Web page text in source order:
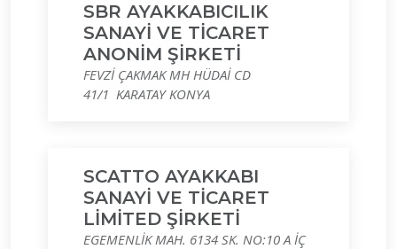
SBR AYAKKABICILIK
SANAYİ VE TİCARET
ANONİM ŞİRKETİ
FEVZİ ÇAKMAK MH HÜDAİ CD
41/1 KARATAY KONYA
SCATTO AYAKKABI
SANAYİ VE TİCARET
LİMİTED ŞİRKETİ
EGEMENLİK MAH. 6134 SK. NO:10 A İÇ